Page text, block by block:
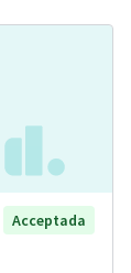
Acceptada